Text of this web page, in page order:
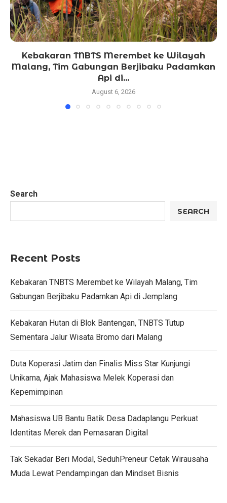
Kebakaran TNBTS Merembet ke Wilayah
Malang, Tim Gabungan Berjibaku Padamkan
Api di...
August 6, 2026
Search
SEARCH
Recent Posts
Kebakaran TNBTS Merembet ke Wilayah Malang, Tim
Gabungan Berjibaku Padamkan Api di Jemplang
Kebakaran Hutan di Blok Bantengan, TNBTS Tutup
Sementara Jalur Wisata Bromo dari Malang
Duta Koperasi Jatim dan Finalis Miss Star Kunjungi
Unikama, Ajak Mahasiswa Melek Koperasi dan
Kepemimpinan
Mahasiswa UB Bantu Batik Desa Dadaplangu Perkuat
Identitas Merek dan Pemasaran Digital
Tak Sekadar Beri Modal, SeduhPreneur Cetak Wirausaha
Muda Lewat Pendampingan dan Mindset Bisnis